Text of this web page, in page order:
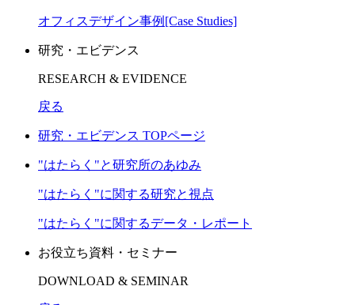
オフィスデザイン事例[Case Studies]
研究・エビデンス
RESEARCH & EVIDENCE
戻る
研究・エビデンス TOPページ
"はたらく"と研究所のあゆみ
"はたらく"に関する研究と視点
"はたらく"に関するデータ・レポート
お役立ち資料・セミナー
DOWNLOAD & SEMINAR